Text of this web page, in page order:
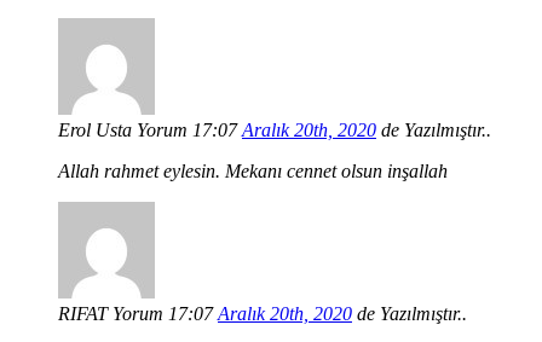
Erol Usta Yorum 17:07Aralık 20th, 2020 de Yazılmıştır..
Allah rahmet eylesin. Mekanı cennet olsun inşallah
RIFAT Yorum 17:07Aralık 20th, 2020 de Yazılmıştır..